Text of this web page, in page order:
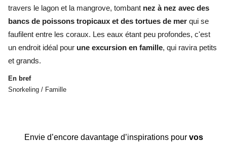
travers le lagon et la mangrove, tombant nez à nez avec des
bancs de poissons tropicaux et des tortues de mer qui se
faufilent entre les coraux. Les eaux étant peu profondes, c'est
un endroit idéal pour une excursion en famille, qui ravira petits
et grands.
En bref
Snorkeling / Famille
Envie d’encore davantage d’inspirations pourvos